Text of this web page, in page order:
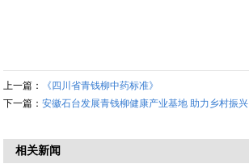
上一篇：
《四川省青钱柳中药标准》
下一篇：安徽石台发展青钱柳健康产业基地 助力乡村振兴
相关新闻